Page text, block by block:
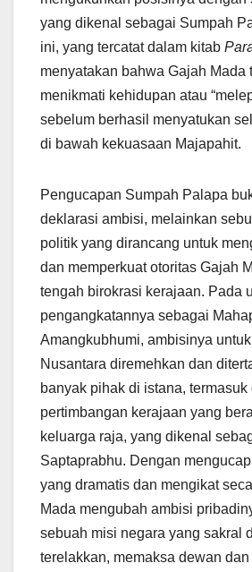
yang dikenal sebagai Sumpah
ini, yang tercatat dalam kitab
menyatakan bahwa Gajah Mada
menikmati kehidupan atau
sebelum berhasil menyatukan
di bawah kekuasaan Majapahit.
Pengucapan Sumpah Palapa
deklarasi ambisi, melainkan
politik yang dirancang untuk
dan memperkuat otoritas Gajah
tengah birokrasi kerajaan. Pada
pengangkatannya sebagai
Amangkubhumi, ambisinya
Nusantara diremehkan dan
banyak pihak di istana, termasuk
pertimbangan kerajaan yang
keluarga raja, yang dikenal
Saptaprabhu. Dengan
yang dramatis dan mengikat
Mada mengubah ambisi
sebuah misi negara yang sakral
terelakkan, memaksa dewan